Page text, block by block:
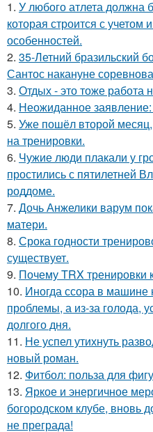
1. У любого атлета должна
которая строится с учетом
особенностей.
2. 35-Летний бразильский
Сантос накануне
3. Отдых - это тоже работа
4. Неожиданное
5. Уже пошёл второй
на тренировки.
6. Чужие люди плакали у
простились с пятилетней
роддоме.
7. Дочь Анжелики варум
матери.
8. Срока годности
существует.
9. Почему TRX тренировки
10. Иногда ссора в машине
проблемы, а из-за голода,
долгого дня.
11. Не успел утихнуть
новый роман.
12. Фитбол: польза для
13. Яркое и энергичное
богородском клубе, вновь
не преграда!